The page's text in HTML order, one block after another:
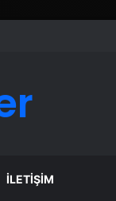
İLETIŞIM